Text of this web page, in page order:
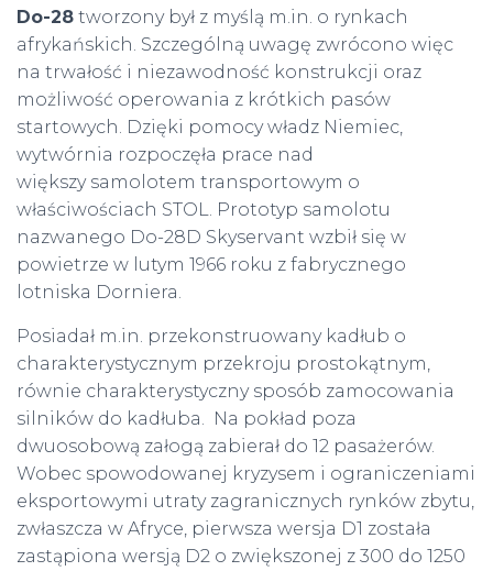
Do-28 tworzony był z myślą m.in. o rynkach
afrykańskich. Szczególną uwagę zwrócono więc
na trwałość i niezawodność konstrukcji oraz
możliwość operowania z krótkich pasów
startowych. Dzięki pomocy władz Niemiec,
wytwórnia rozpoczęła prace nad
większy samolotem transportowym o
właściwościach STOL. Prototyp samolotu
nazwanego Do-28D Skyservant wzbił się w
powietrze w lutym 1966 roku z fabrycznego
lotniska Dorniera.
Posiadał m.in. przekonstruowany kadłub o
charakterystycznym przekroju prostokątnym,
równie charakterystyczny sposób zamocowania
silników do kadłuba. Na pokład poza
dwuosobową załogą zabierał do 12 pasażerów.
Wobec spowodowanej kryzysem i ograniczeniami
eksportowymi utraty zagranicznych rynków zbytu,
zwłaszcza w Afryce, pierwsza wersja D1 została
zastąpiona wersją D2 o zwiększonej z 300 do 1250